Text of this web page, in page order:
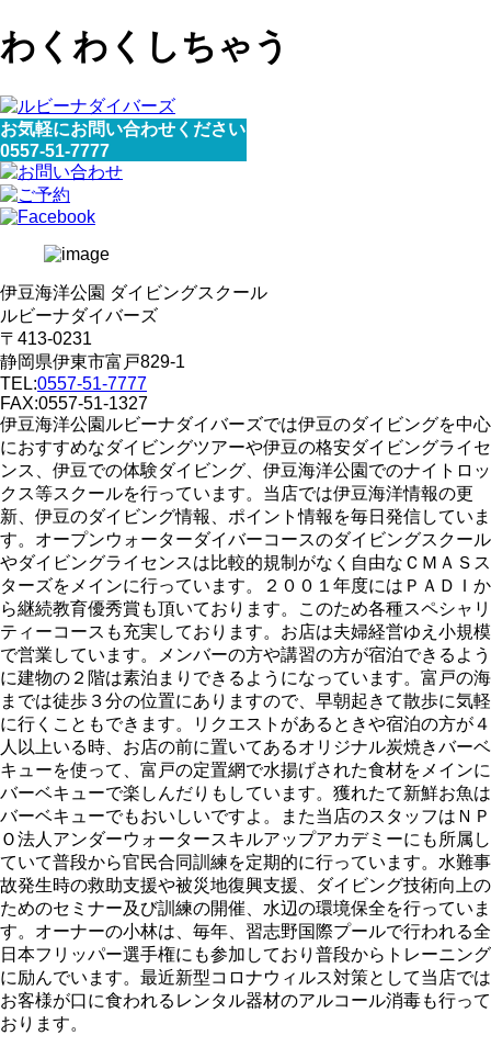
わくわくしちゃう
お気軽にお問い合わせください
0557-51-7777
伊豆海洋公園 ダイビングスクール
ルビーナダイバーズ
〒413-0231
静岡県伊東市富戸829-1
TEL:0557-51-7777
FAX:0557-51-1327
伊豆海洋公園ルビーナダイバーズでは伊豆のダイビングを中心
におすすめなダイビングツアーや伊豆の格安ダイビングライセ
ンス、伊豆での体験ダイビング、伊豆海洋公園でのナイトロッ
クス等スクールを行っています。当店では伊豆海洋情報の更
新、伊豆のダイビング情報、ポイント情報を毎日発信していま
す。オープンウォーターダイバーコースのダイビングスクール
やダイビングライセンスは比較的規制がなく自由なＣＭＡＳス
ターズをメインに行っています。２００１年度にはＰＡＤＩか
ら継続教育優秀賞も頂いております。このため各種スペシャリ
ティーコースも充実しております。お店は夫婦経営ゆえ小規模
で営業しています。メンバーの方や講習の方が宿泊できるよう
に建物の２階は素泊まりできるようになっています。富戸の海
までは徒歩３分の位置にありますので、早朝起きて散歩に気軽
に行くこともできます。リクエストがあるときや宿泊の方が４
人以上いる時、お店の前に置いてあるオリジナル炭焼きバーベ
キューを使って、富戸の定置網で水揚げされた食材をメインに
バーベキューで楽しんだりもしています。獲れたて新鮮お魚は
バーベキューでもおいしいですよ。また当店のスタッフはＮＰ
Ｏ法人アンダーウォータースキルアップアカデミーにも所属し
ていて普段から官民合同訓練を定期的に行っています。水難事
故発生時の救助支援や被災地復興支援、ダイビング技術向上の
ためのセミナー及び訓練の開催、水辺の環境保全を行っていま
す。オーナーの小林は、毎年、習志野国際プールで行われる全
日本フリッパー選手権にも参加しており普段からトレーニング
に励んでいます。最近新型コロナウィルス対策として当店では
お客様が口に食われるレンタル器材のアルコール消毒も行って
おります。